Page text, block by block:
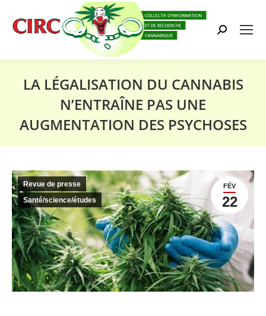
Search:
LA LÉGALISATION DU CANNABIS
N’ENTRAÎNE PAS UNE
AUGMENTATION DES PSYCHOSES
FÉV
22
Revue de presse
Santé/science/études